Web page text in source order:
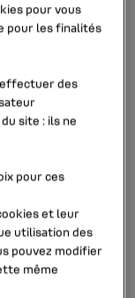
est de
de
nombre de
de RCI
pays.
de Malte en
millions de
est ainsi devenu
de l'assurance
pour vous
pour les finalités
des
site : ils ne
pour ces
et leur
utilisation des
pouvez modifier
même